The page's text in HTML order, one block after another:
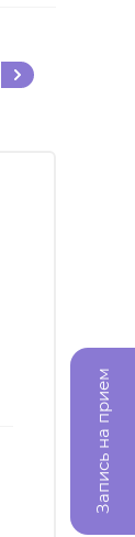
Запись на прием